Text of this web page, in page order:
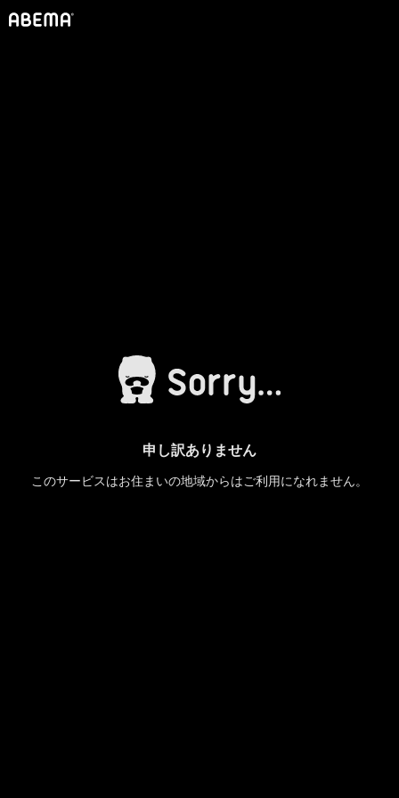
申し訳ありません
このサービスはお住まいの地域からはご利用になれません。